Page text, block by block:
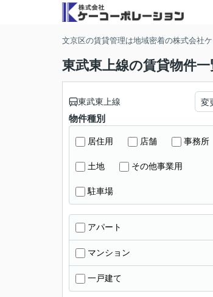
文京区の賃貸管理は地域密着の株式会社
東武東上線の賃貸物件一
東武東上線 変
物件種別
居住用 店舗 事務所
土地 その他事業用
駐車場
アパート
マンション
一戸建て